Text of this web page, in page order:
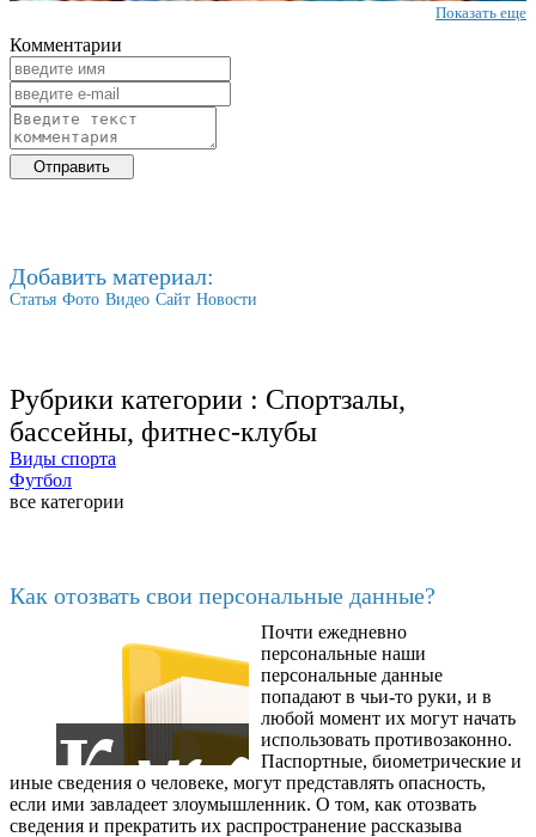
Показать еще
Комментарии
Добавить материал:
Статья Фото Видео Сайт Новости
Рубрики категории : Спортзалы,
бассейны, фитнес-клубы
Виды спорта
Футбол
все категории
Как отозвать свои персональные данные?
Почти ежедневно
персональные наши
персональные данные
попадают в чьи-то руки, и в
любой момент их могут начать
использовать противозаконно.
Паспортные, биометрические и
иные сведения о человеке, могут представлять опасность,
если ими завладеет злоумышленник. О том, как отозвать
сведения и прекратить их распространение рассказыва